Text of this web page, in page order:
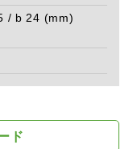
/ b 24 (mm)
ド